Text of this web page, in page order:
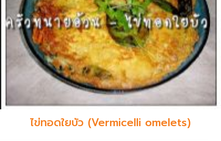
ไข่ทอดใยบัว (Vermicelli omelets)